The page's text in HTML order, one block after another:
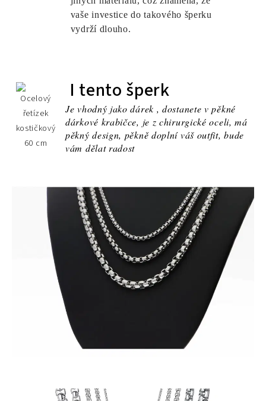
vaše investice do takového šperku
vydrží dlouho.
I tento šperk
Je vhodný jako dárek , dostanete v pěkné
dárkové krabičce, je z chirurgické oceli, má
pěkný design, pěkně doplní váš outfit, bude
vám dělat radost